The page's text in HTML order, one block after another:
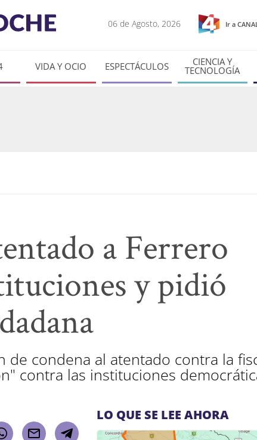
06 de Agosto, 2026 Ir a
VIDA Y OCIO ESPECTÁCULOS CIENCIA Y
TECNOLOGÍA
a Ferrero
y pidió
condena al atentado contra la
contra las instituciones
LO QUE SE LEE AHORA